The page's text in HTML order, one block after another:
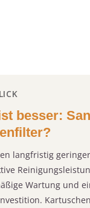
besser:
langfristig
Wartung und